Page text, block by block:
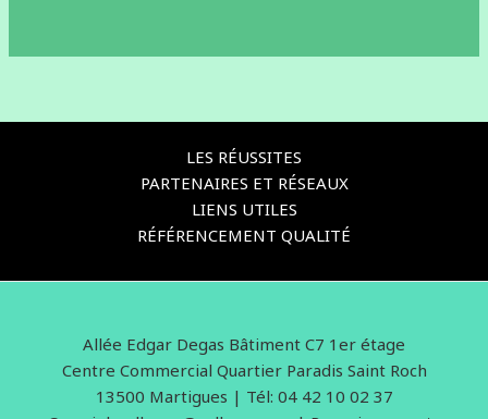
LES RÉUSSITES
PARTENAIRES ET RÉSEAUX
LIENS UTILES
RÉFÉRENCEMENT QUALITÉ
Allée Edgar Degas Bâtiment C7 1er étage
Centre Commercial Quartier Paradis Saint Roch
13500 Martigues | Tél: 04 42 10 02 37